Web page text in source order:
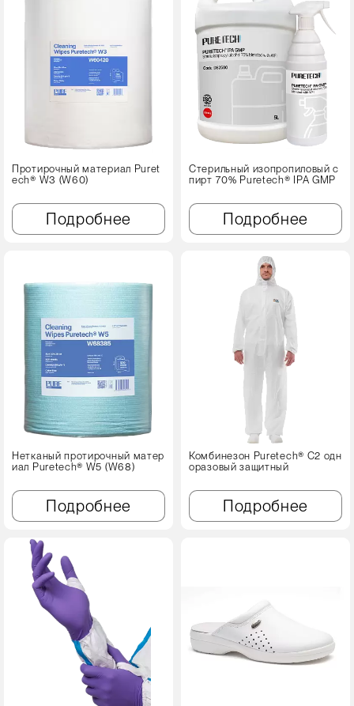
Протирочный материал Puret
ech® W3 (W60)
Подробнее
Стерильный изопропиловый с
пирт 70% Puretech® IPA GMP
Подробнее
Нетканый протирочный матер
иал Puretech® W5 (W68)
Подробнее
Комбинезон Puretech® C2 одн
оразовый защитный
Подробнее